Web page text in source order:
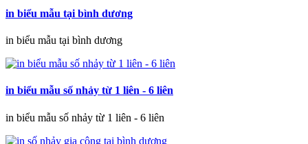
in biểu mẫu tại bình dương
in biểu mẫu tại bình dương
in biểu mẫu số nhảy từ 1 liên - 6 liên
in biểu mẫu số nhảy từ 1 liên - 6 liên